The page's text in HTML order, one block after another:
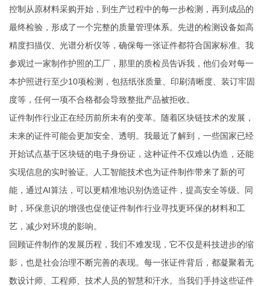
控制从原材料采购开始，到生产过程中的每一步检测，再到成品的
最终检验，形成了一个完整的质量管理体系。先进的检测设备如高
精度扫描仪、光谱分析仪等，确保每一张证件都符合国家标准。我
参观过一家制作护照的工厂，那里的质检员告诉我，他们会对每一
本护照进行至少10项检测，包括纸张质量、印刷清晰度、装订牢固
度等，任何一项不合格都会导致整批产品被拒收。
证件制作行业正在经历前所未有的变革。随着区块链技术的发展，
未来的证件可能会更加安全、透明。我最近了解到，一些国家已经
开始试点基于区块链的电子身份证，这种证件不仅难以伪造，还能
实现信息的实时验证。人工智能技术也为证件制作带来了新的可
能，通过AI算法，可以更精准地识别伪造证件，提高安全等级。同
时，环保意识的增强也促使证件制作行业寻找更环保的材料和工
艺，减少对环境的影响。
回顾证件制作的发展历程，我们不难发现，它不仅是科技进步的缩
影，也是社会治理不断完善的表现。每一张证件背后，都凝聚着无
数设计师、工程师、技术人员的智慧和汗水。当我们手持这些证件